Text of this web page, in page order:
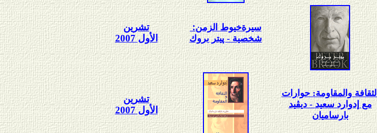
تشرين
الأول 2007
خيوط الزمن:سيرة
شخصية - پيتر بروك
تشرين
الأول 2007
والمقاومة: حوارات
مع إدوارد سعيد - ديڤيد
بارساميان